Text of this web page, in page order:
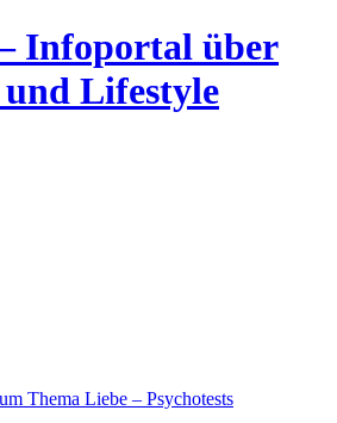
Infoportal über
Lifestyle
Thema Liebe – Psychotests